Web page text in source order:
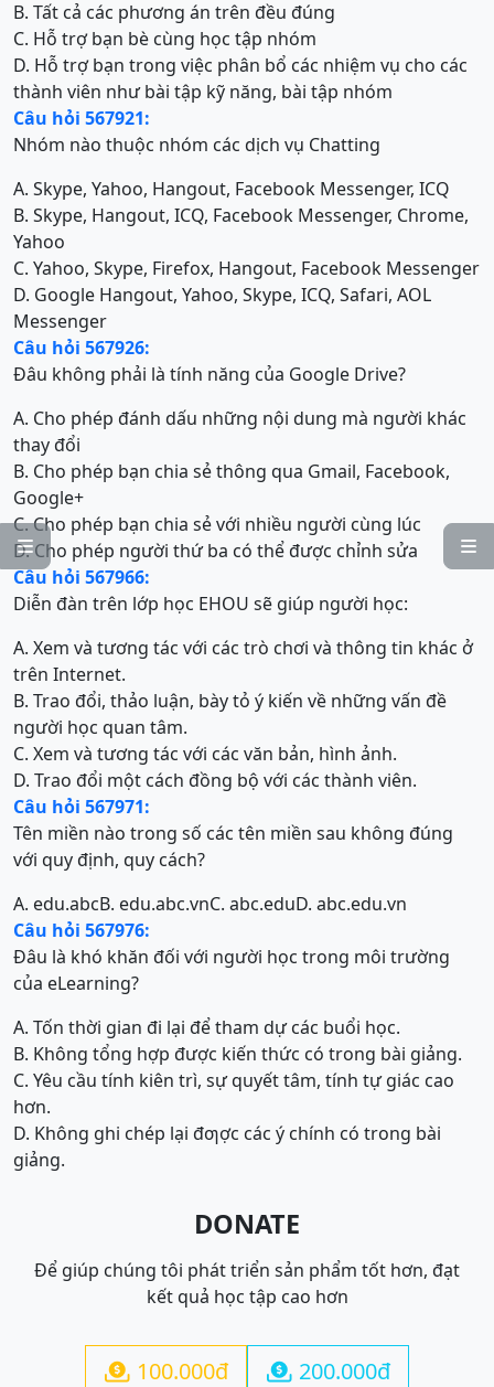


B. Tất cả các phương án trên đều đúng
C. Hỗ trợ bạn bè cùng học tập nhóm
D. Hỗ trợ bạn trong việc phân bổ các nhiệm vụ cho các
thành viên như bài tập kỹ năng, bài tập nhóm
Câu hỏi 567921:
Nhóm nào thuộc nhóm các dịch vụ Chatting
A. Skype, Yahoo, Hangout, Facebook Messenger, ICQ
B. Skype, Hangout, ICQ, Facebook Messenger, Chrome,
Yahoo
C. Yahoo, Skype, Firefox, Hangout, Facebook Messenger
D. Google Hangout, Yahoo, Skype, ICQ, Safari, AOL
Messenger
Câu hỏi 567926:
Đâu không phải là tính năng của Google Drive?
A. Cho phép đánh dấu những nội dung mà người khác
thay đổi
B. Cho phép bạn chia sẻ thông qua Gmail, Facebook,
Google+
C. Cho phép bạn chia sẻ với nhiều người cùng lúc
D. Cho phép người thứ ba có thể được chỉnh sửa
Câu hỏi 567966:
Diễn đàn trên lớp học EHOU sẽ giúp người học:
A. Xem và tương tác với các trò chơi và thông tin khác ở
trên Internet.
B. Trao đổi, thảo luận, bày tỏ ý kiến về những vấn đề
người học quan tâm.
C. Xem và tương tác với các văn bản, hình ảnh.
D. Trao đổi một cách đồng bộ với các thành viên.
Câu hỏi 567971:
Tên miền nào trong số các tên miền sau không đúng
với quy định, quy cách?
A. edu.abcB. edu.abc.vnC. abc.eduD. abc.edu.vn
Câu hỏi 567976:
Đâu là khó khăn đối với người học trong môi trường
của eLearning?
A. Tốn thời gian đi lại để tham dự các buổi học.
B. Không tổng hợp được kiến thức có trong bài giảng.
C. Yêu cầu tính kiên trì, sự quyết tâm, tính tự giác cao
hơn.
D. Không ghi chép lại đƣợc các ý chính có trong bài
giảng.
DONATE
Để giúp chúng tôi phát triển sản phẩm tốt hơn, đạt
kết quả học tập cao hơn
 100.000đ  200.000đ